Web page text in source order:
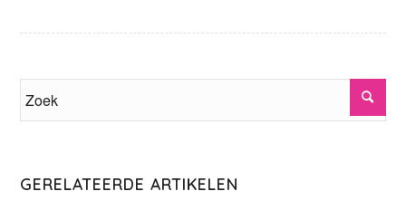
GERELATEERDE ARTIKELEN